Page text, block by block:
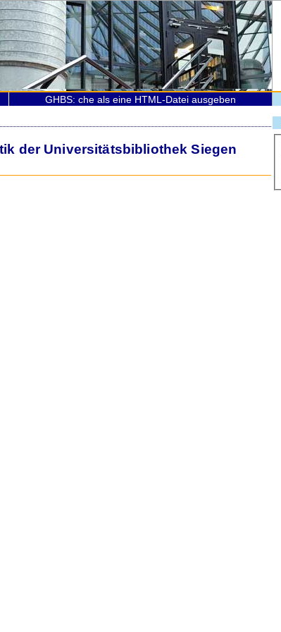
GHBS: che als eine HTML-Datei ausgeben
der Universitätsbibliothek Siegen